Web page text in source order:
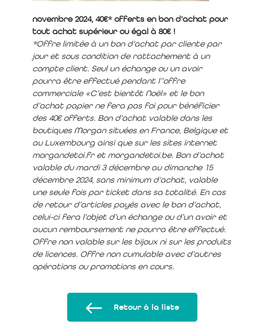
novembre 2024, 40€* offerts en bon d’achat pour
tout achat supérieur ou égal à 80€ !
*Offre limitée à un bon d’achat par cliente par
jour et sous condition de rattachement à un
compte client. Seul un échange ou un avoir
pourra être effectué pendant l’’offre
commerciale «C’est bientôt Noël» et le bon
d’achat papier ne fera pas foi pour bénéficier
des 40€ offerts. Bon d’achat valable dans les
boutiques Morgan situées en France, Belgique et
au Luxembourg ainsi que sur les sites internet
morgandetoi.fr et morgandetoi.be. Bon d’achat
valable du mardi 3 décembre au dimanche 15
décembre 2024, sans minimum d’achat, valable
une seule fois par ticket dans sa totalité. En cas
de retour d’articles payés avec le bon d’achat,
celui-ci fera l’objet d’un échange ou d’un avoir et
aucun remboursement ne pourra être effectué.
Offre non valable sur les bijoux ni sur les produits
de licences. Offre non cumulable avec d’autres
opérations ou promotions en cours.
Retour à la liste